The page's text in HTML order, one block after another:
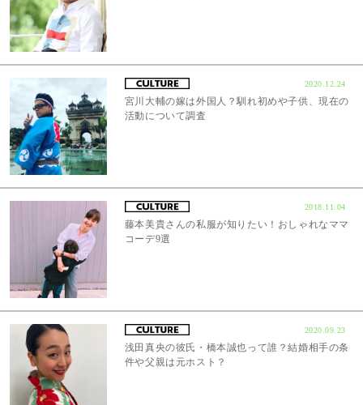
2020.12.24
宮川大輔の嫁は外国人？馴れ初めや子供、現在の
活動について調査
2018.11.04
藤本美貴さんの私服が知りたい！おしゃれなママ
コーデ9選
2020.09.23
浅田真央の彼氏・橋本誠也って誰？結婚相手の条
件や父親は元ホスト？